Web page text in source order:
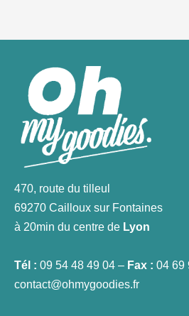
470, route du tilleul
69270 Cailloux sur Fontaines
à 20min du centre de Lyon
Tél : 09 54 48 49 04 – Fax : 04 69
contact@ohmygoodies.fr